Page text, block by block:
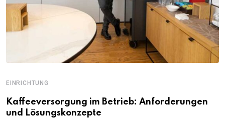
EINRICHTUNG
Kaffeeversorgung im Betrieb: Anforderungen
und Lösungskonzepte